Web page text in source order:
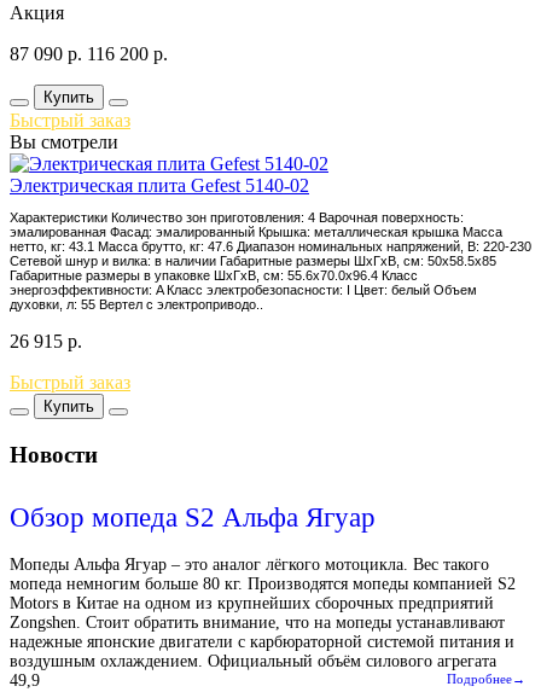
Акция
87 090 р. 116 200 р.
Купить
Быстрый заказ
Вы смотрели
Электрическая плита Gefest 5140-02
Характеристики Количество зон приготовления: 4 Варочная поверхность:
эмалированная Фасад: эмалированный Крышка: металлическая крышка Масса
нетто, кг: 43.1 Масса брутто, кг: 47.6 Диапазон номинальных напряжений, В: 220-230
Сетевой шнур и вилка: в наличии Габаритные размеры ШхГхВ, см: 50x58.5x85
Габаритные размеры в упаковке ШхГхВ, см: 55.6x70.0x96.4 Класс
энергоэффективности: A Класс электробезопасности: I Цвет: белый Объем
духовки, л: 55 Вертел с электроприводо..
26 915 р.
Быстрый заказ
Купить
Новости
Обзор мопеда S2 Альфа Ягуар
Мопеды Альфа Ягуар – это аналог лёгкого мотоцикла. Вес такого
мопеда немногим больше 80 кг. Производятся мопеды компанией S2
Motors в Китае на одном из крупнейших сборочных предприятий
Zongshen. Стоит обратить внимание, что на мопеды устанавливают
надежные японские двигатели с карбюраторной системой питания и
воздушным охлаждением. Официальный объём силового агрегата
49,9
Подробнее→